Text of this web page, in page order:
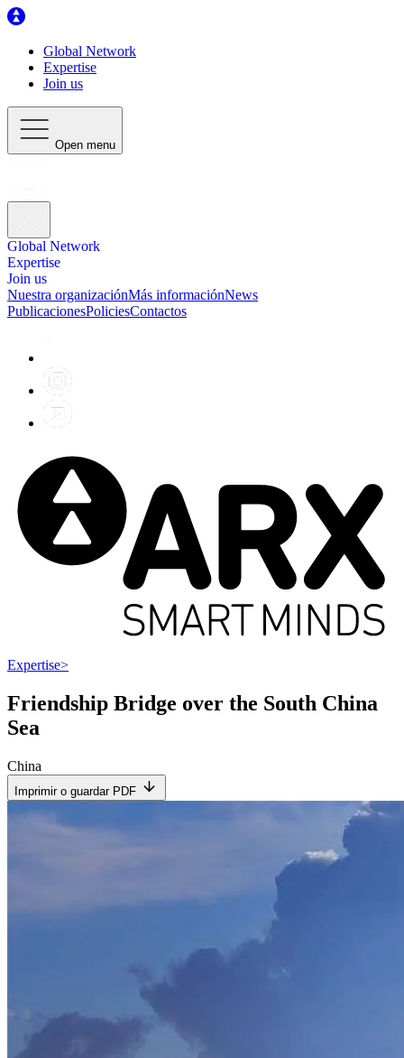
Global Network
Expertise
Join us
Open menu
Global Network
Expertise
Join us
Nuestra organizaciónMás informaciónNews
PublicacionesPoliciesContactos
Expertise>
Friendship Bridge over the South China
Sea
China
Imprimir o guardar PDF